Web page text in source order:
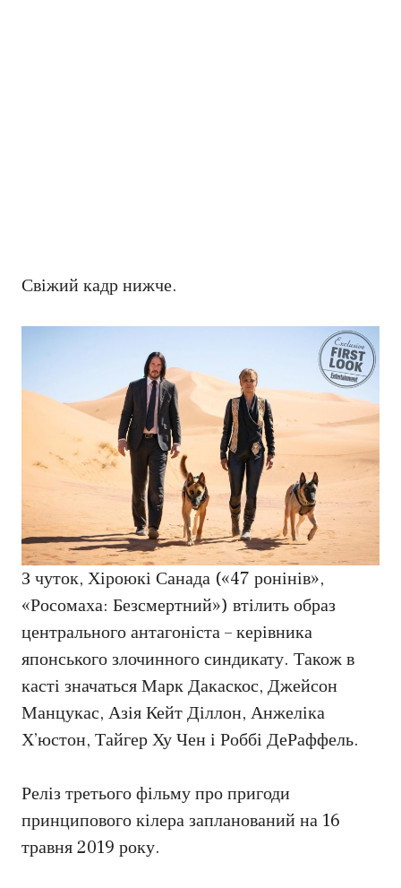
Свіжий кадр нижче.
З чуток, Хіроюкі Санада («47 ронінів»,
«Росомаха: Безсмертний») втілить образ
центрального антагоніста – керівника
японського злочинного синдикату. Також в
касті значаться Марк Дакаскос, Джейсон
Манцукас, Азія Кейт Діллон, Анжеліка
Х’юстон, Тайгер Ху Чен і Роббі ДеРаффель.
Реліз третього фільму про пригоди
принципового кілера запланований на 16
травня 2019 року.